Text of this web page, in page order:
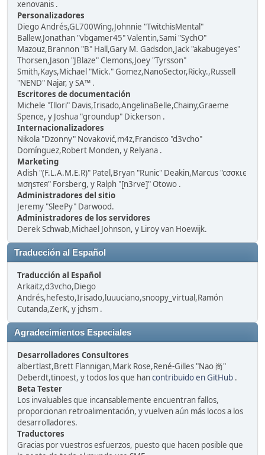
xenovanis .
Personalizadores
Diego Andrés,GL700Wing,Johnnie "TwitchisMental"
Ballew,Jonathan "vbgamer45" Valentin,Sami "SychO"
Mazouz,Brannon "B" Hall,Gary M. Gadsdon,Jack "akabugeyes"
Thorsen,Jason "JBlaze" Clemons,Joey "Tyrsson"
Smith,Kays,Michael "Mick." Gomez,NanoSector,Ricky.,Russell
"NEND" Najar, y SA™ .
Escritores de documentación
Michele "Illori" Davis,Irisado,AngelinaBelle,Chainy,Graeme
Spence, y Joshua "groundup" Dickerson .
Internacionalizadores
Nikola "Dzonny" Novaković,m4z,Francisco "d3vcho"
Domínguez,Robert Monden, y Relyana .
Marketing
Adish "(F.L.A.M.E.R)" Patel,Bryan "Runic" Deakin,Marcus "cσσкιє
мσηѕтєя" Forsberg, y Ralph "[n3rve]" Otowo .
Administradores del sitio
Jeremy "SleePy" Darwood.
Administradores de los servidores
Derek Schwab,Michael Johnson, y Liroy van Hoewijk.
Traducción al Español
Traducción al Español
Arkaitz,d3vcho,Diego
Andrés,hefesto,Irisado,luuuciano,snoopy_virtual,Ramón
Cutanda,ZerK, y jchsm .
Agradecimientos Especiales
Desarrolladores Consultores
albertlast,Brett Flannigan,Mark Rose,René-Gilles "Nao 尚"
Deberdt,tinoest, y todos los que hancontribuido en GitHub .
Beta Tester
Los invaluables que incansablemente encuentran fallos,
proporcionan retroalimentación, y vuelven aún más locos a los
desarrolladores.
Traductores
Gracias por vuestros esfuerzos, puesto que hacen posible que